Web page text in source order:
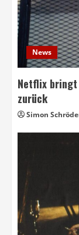
News
Netflix
zurück
Simon